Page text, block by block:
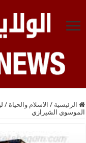
الرئيسية / الاسلام والحياة /
الموسوي الشيرازي